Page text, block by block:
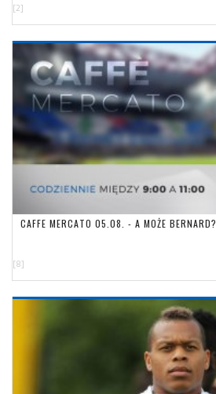
[2]
CAFFE MERCATO 05.08. - A MOŻE BERNARD?
[8]